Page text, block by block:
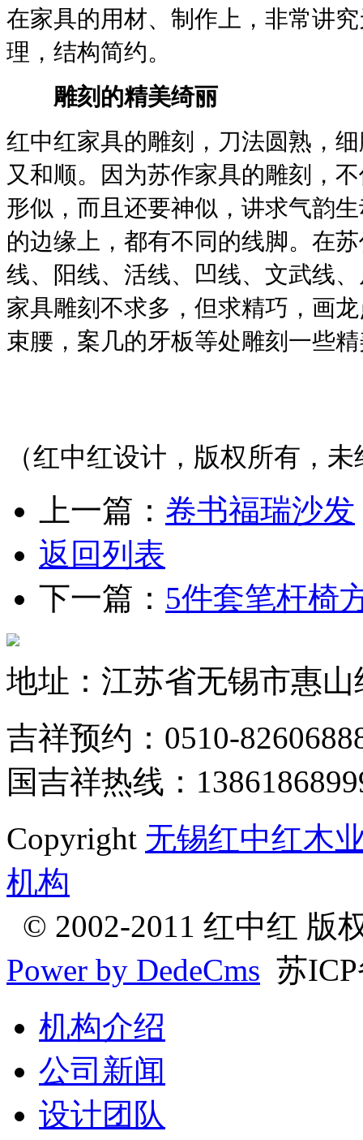
在家具的用材、制作上，非常讲
理，结构简约。
雕刻的精美绮丽
红中红家具的雕刻，刀法圆熟，
又和顺。因为苏作家具的雕刻，
形似，而且还要神似，讲求气韵
的边缘上，都有不同的线脚。在
线、阳线、活线、凹线、文武线
家具雕刻不求多，但求精巧，画
束腰，案几的牙板等处雕刻一些
（红中红设计，版权所有，
上一篇： 卷书福瑞沙发
返回列表
下一篇： 5件套笔杆椅
地址：江苏省无锡市惠
吉祥预约：0510-
国吉祥热线：
Copyright 无锡红中红木
机构
© 2002-2011 红中红 版
Power by DedeCms 苏
机构介绍
公司新闻
设计团队